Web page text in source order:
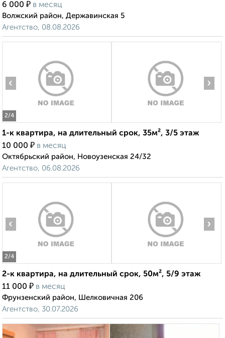
6 000 ₽ в месяц
Волжский район, Державинская 5
Агентство, 08.08.2026
2/4
‹ ›
1-к квартира, на длительный срок, 35м², 3/5 этаж
10 000 ₽ в месяц
Октябрьский район, Новоузенская 24/32
Агентство, 06.08.2026
2/4
‹ ›
2-к квартира, на длительный срок, 50м², 5/9 этаж
11 000 ₽ в месяц
Фрунзенский район, Шелковичная 206
Агентство, 30.07.2026